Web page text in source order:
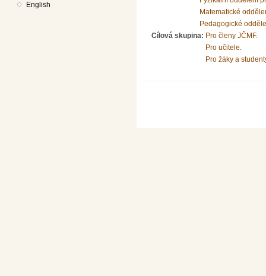
English
Matematické
Pedagogické
Cílová skupina: Pro členy JČMF.
Pro učitele.
Pro žáky a